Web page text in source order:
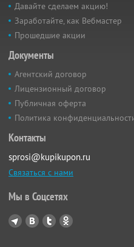
Давайте сделаем акцию!
Заработайте, как Вебмастер
Прошедшие акции
Документы
Агентский договор
Лицензионный договор
Публичная оферта
Политика
Контакты
sprosi@kupikupon.ru
Связаться с нами
Мы в Соцсетях